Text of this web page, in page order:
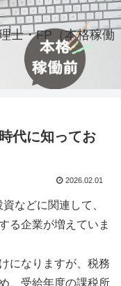
士・FP（本格稼働
代に知ってお
2026.02.01
などに関連して、
る企業が増えていま
になりますが、税務
、受給年度の課税所